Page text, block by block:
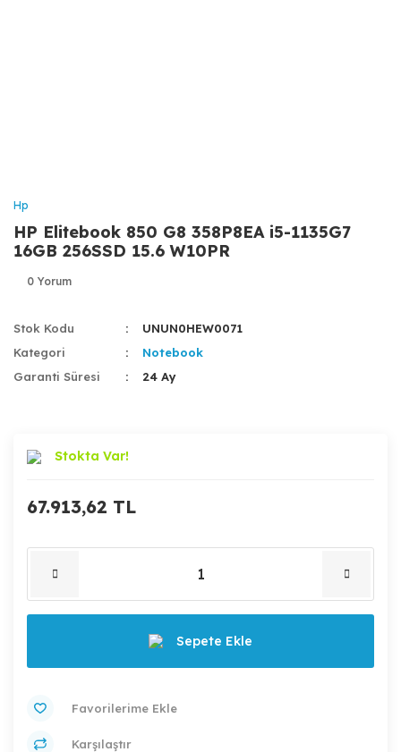
Hp
HP Elitebook 850 G8 358P8EA i5-1135G7
16GB 256SSD 15.6 W10PR
0 Yorum
Stok Kodu
UNUN0HEW0071
Kategori
Notebook
Garanti Süresi
24 Ay
Stokta Var!
67.913,62 TL
Sepete Ekle
Karşılaştır